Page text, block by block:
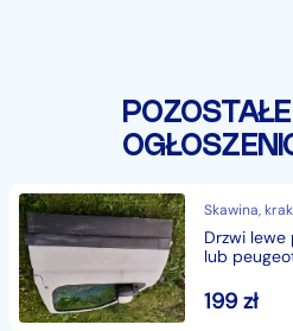
Skawina,
Drzwi
lub
199 zł